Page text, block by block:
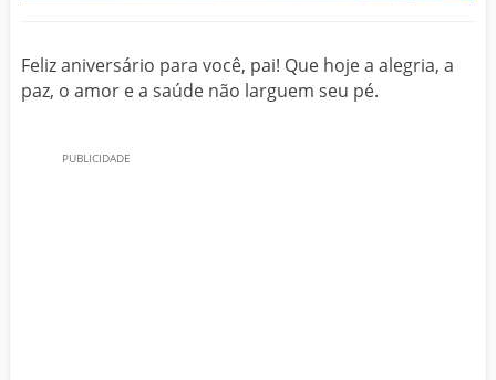
Feliz aniversário para você, pai! Que hoje a alegria, a
paz, o amor e a saúde não larguem seu pé.